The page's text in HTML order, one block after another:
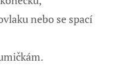
nebo se spací